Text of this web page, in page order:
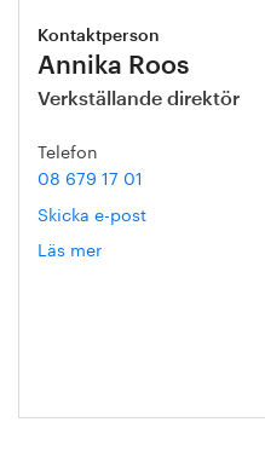
Kontaktperson
Annika Roos
Verkställande direktör
Telefon
08 679 17 01
Skicka e-post
Läs mer